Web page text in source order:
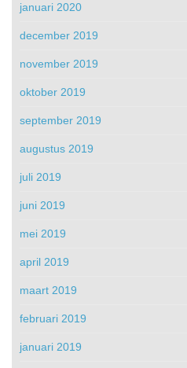
januari 2020
december 2019
november 2019
oktober 2019
september 2019
augustus 2019
juli 2019
juni 2019
mei 2019
april 2019
maart 2019
februari 2019
januari 2019